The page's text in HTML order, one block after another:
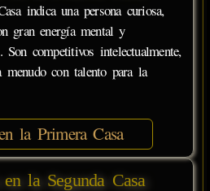
indica una persona curiosa,
gran energía mental y
Son competitivos intelectualmente,
menudo con talento para la
la Primera Casa
la Segunda Casa